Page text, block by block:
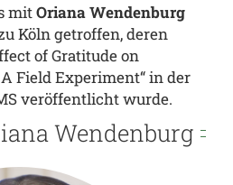
mitOriana Wendenburg
Köln getroffen, deren
of Gratitude on
Field Experiment“ in der
veröffentlicht wurde.
Wendenburg